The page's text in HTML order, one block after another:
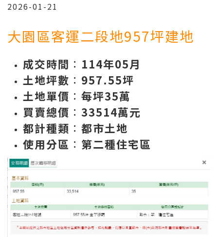
2026-01-21
大園區客運二段地957坪建地
成交時間 ∶ 114年05月
土地坪數 ∶ 957.55坪
土地單價 ∶ 每坪35萬
買賣總價 ∶ 33514萬元
都計種類 ∶ 都市土地
使用分區 ∶ 第二種住宅區